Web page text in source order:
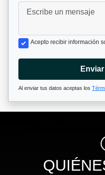
Acepto recibir información
Al enviar tus datos aceptas los